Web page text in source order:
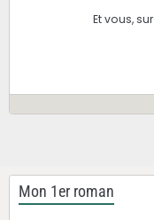
Et vous,
Mon 1er roman